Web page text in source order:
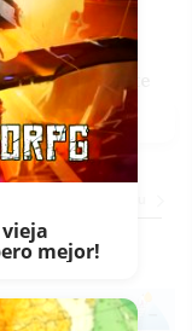
Fábrica de botellas
mejor!